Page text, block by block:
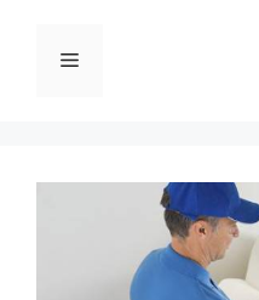
القائمة